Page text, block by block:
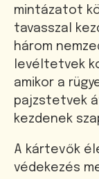
mintázatot
tavasszal
három
levéltetvek
amikor a
pajzstetvek
kezdenek
A kártevők
védekezés